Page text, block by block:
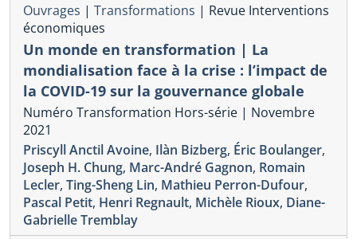
Ouvrages | Transformations | Revue Interventions
économiques
Un monde en transformation | La
mondialisation face à la crise : l’impact de
la COVID-19 sur la gouvernance globale
Numéro Transformation Hors-série | Novembre
2021
Priscyll Anctil Avoine, Ilàn Bizberg, Éric Boulanger,
Joseph H. Chung, Marc-André Gagnon, Romain
Lecler, Ting-Sheng Lin, Mathieu Perron-Dufour,
Pascal Petit, Henri Regnault, Michèle Rioux, Diane-
Gabrielle Tremblay